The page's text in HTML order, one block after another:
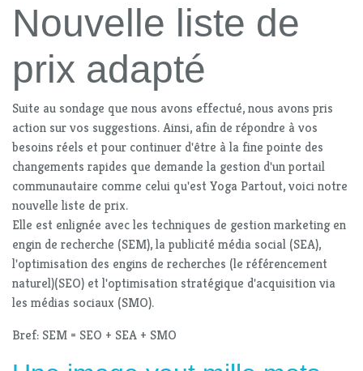
Nouvelle liste de
prix adapté
Suite au sondage que nous avons effectué, nous avons pris
action sur vos suggestions. Ainsi, afin de répondre à vos
besoins réels et pour continuer d'être à la fine pointe des
changements rapides que demande la gestion d'un portail
communautaire comme celui qu'est Yoga Partout, voici notre
nouvelle liste de prix.
Elle est enlignée avec les techniques de gestion marketing en
engin de recherche (SEM), la publicité média social (SEA),
l'optimisation des engins de recherches (le référencement
naturel)(SEO) et l'optimisation stratégique d'acquisition via
les médias sociaux (SMO).
Bref: SEM = SEO + SEA + SMO